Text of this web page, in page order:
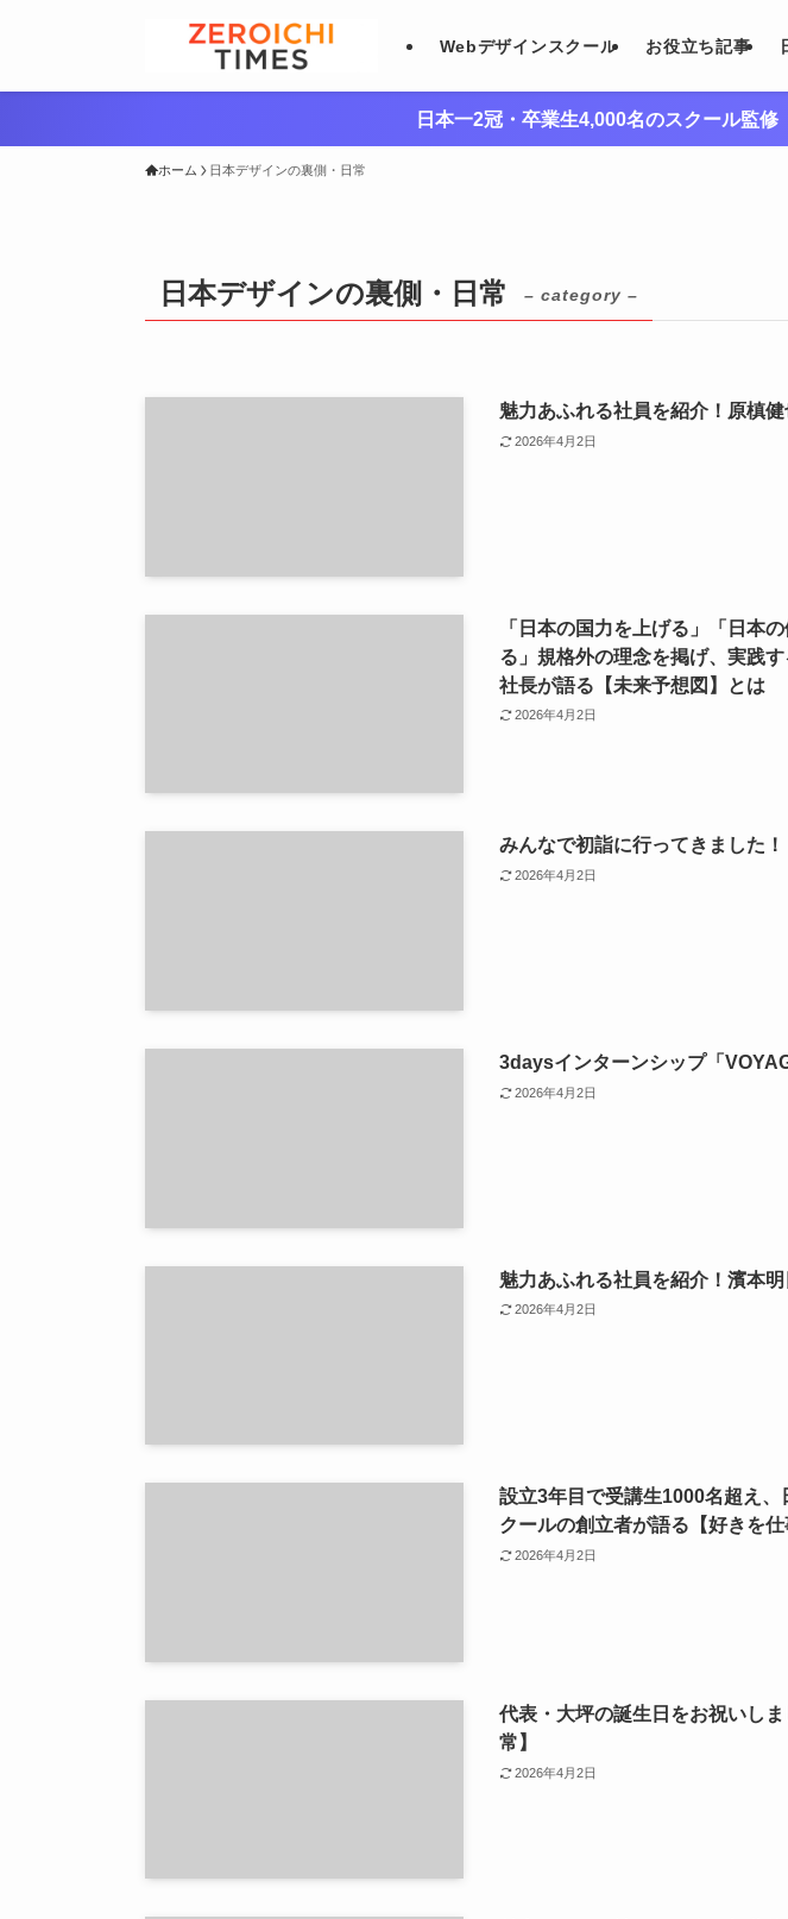
Webデザインスクール お役立ち記事
日本一2冠・卒業生4,000名のスクール監修
ホーム 日本デザインの裏側・日常
日本デザインの裏側・日常 – category –
魅力あふれる社員を紹介！原槙
2026年4月2日
「日本の国力を上げる」「日本
る」規格外の理念を掲げ、実践
社長が語る【未来予想図】とは
2026年4月2日
みんなで初詣に行ってきました！
2026年4月2日
3daysインターンシップ「
2026年4月2日
魅力あふれる社員を紹介！濱本
2026年4月2日
設立3年目で受講生1000名超え
クールの創立者が語る【好きを
2026年4月2日
代表・大坪の誕生日をお祝いし
常】
2026年4月2日